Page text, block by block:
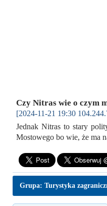
Czy Nitras wie o czym
[2024-11-21 19:30
Jednak Nitras to stary
Mostowego bo wie, że ma
Grupa: Turystyka